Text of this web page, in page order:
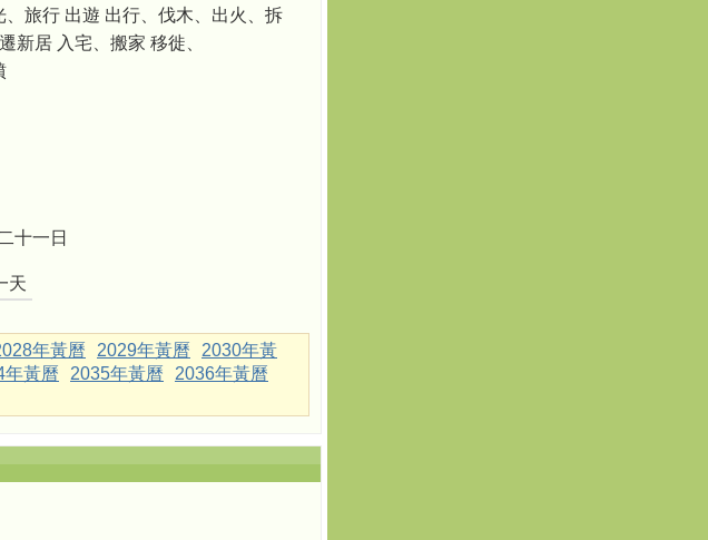
旅行 出遊 出行、伐木、出火、拆
新居 入宅、搬家 移徙、
十一日
天
年黃曆 2029年黃曆
2030年黃
年黃曆 2035年黃曆
2036年黃曆